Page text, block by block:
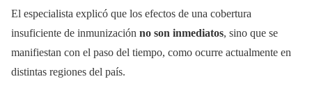
El especialista explicó que los efectos de una cobertura
insuficiente de inmunización no son inmediatos, sino que se
manifiestan con el paso del tiempo, como ocurre actualmente en
distintas regiones del país.